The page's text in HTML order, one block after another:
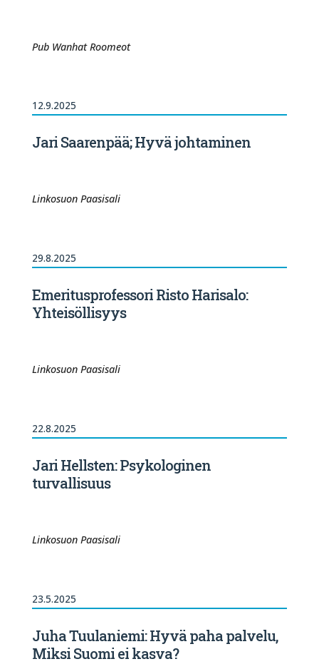
Pub Wanhat Roomeot
12.9.2025
Jari Saarenpää; Hyvä johtaminen
Linkosuon Paasisali
29.8.2025
Emeritusprofessori Risto Harisalo:
Yhteisöllisyys
Linkosuon Paasisali
22.8.2025
Jari Hellsten: Psykologinen
turvallisuus
Linkosuon Paasisali
23.5.2025
Juha Tuulaniemi: Hyvä paha palvelu,
Miksi Suomi ei kasva?